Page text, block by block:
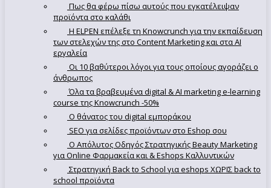
Πως θα φέρω πίσω αυτούς που εγκατέλειψαν
προϊόντα στο καλάθι
Η ELPEN επέλεξε τη Knowcrunch για την εκπαίδευση
των στελεχών της στο Content Marketing και στα AI
εργαλεία
Οι 10 βαθύτεροι λόγοι για τους οποίους αγοράζει ο
άνθρωπος
Όλα τα βραβευμένα digital & AI marketing e-learning
course της Knowcrunch -50%
Ο θάνατος του digital εμποράκου
SEO για σελίδες προϊόντων στο Eshop σου
Ο Απόλυτoς Οδηγός Στρατηγικής Beauty Marketing
για Online Φαρμακεία και & Eshops Καλλυντικών
Στρατηγική Back to School για eshops ΧΩΡΙΣ back to
school προϊόντα